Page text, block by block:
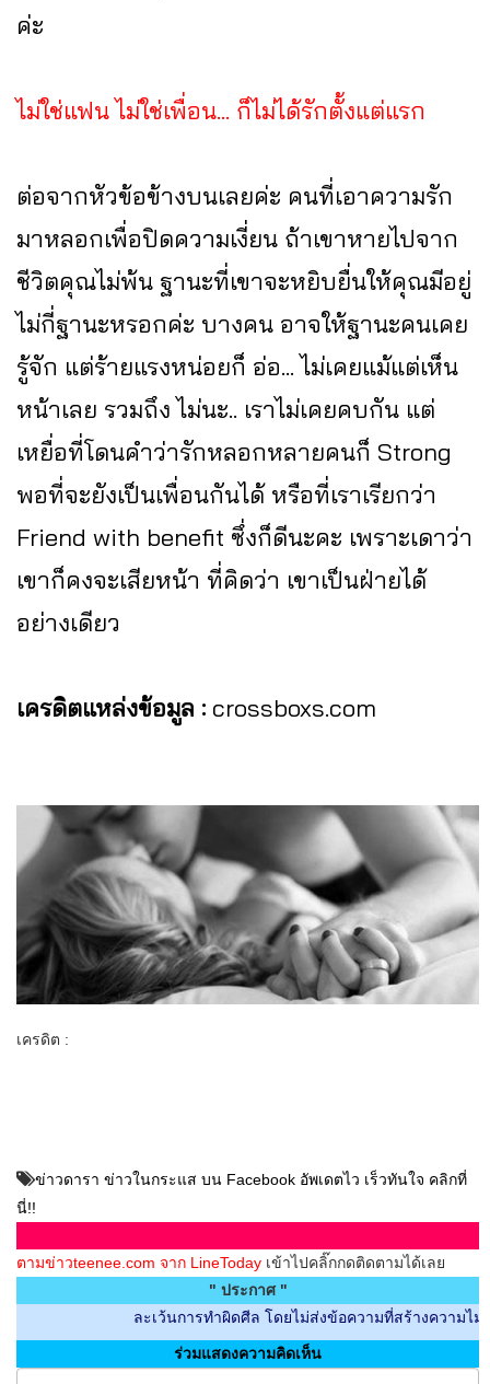
ค่ะ
ไม่ใช่แฟน ไม่ใช่เพื่อน... ก็ไม่ได้รักตั้งแต่แรก
ต่อจากหัวข้อข้างบนเลยค่ะ คนที่เอาความรัก
มาหลอกเพื่อปิดความเงี่ยน ถ้าเขาหายไปจาก
ชีวิตคุณไม่พ้น ฐานะที่เขาจะหยิบยื่นให้คุณมีอยู่
ไม่กี่ฐานะหรอกค่ะ บางคน อาจให้ฐานะคนเคย
รู้จัก แต่ร้ายแรงหน่อยก็ อ่อ... ไม่เคยแม้แต่เห็น
หน้าเลย รวมถึง ไม่นะ.. เราไม่เคยคบกัน แต่
เหยื่อที่โดนคำว่ารักหลอกหลายคนก็ Strong
พอที่จะยังเป็นเพื่อนกันได้ หรือที่เราเรียกว่า
Friend with benefit ซึ่งก็ดีนะคะ เพราะเดาว่า
เขาก็คงจะเสียหน้า ที่คิดว่า เขาเป็นฝ่ายได้
อย่างเดียว
เครดิตแหล่งข้อมูล : crossboxs.com
เครดิต :
ข่าวดารา ข่าวในกระแส บน Facebook อัพเดตไว เร็วทันใจ คลิกที่
นี่!!
ตามข่าวteenee.com จาก LineToday เข้าไปคลิ๊กกดติดตามได้เลย
" ประกาศ "
ละเว้นการทำผิดศีล โดยไม่ส่งข้อความที่สร้างความไม่สบาย
ร่วมแสดงความคิดเห็น